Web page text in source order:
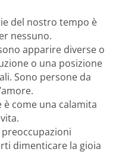
del nostro tempo è
nessuno.
apparire diverse o
o una posizione
Sono persone da
come una calamita
dimenticare la gioia